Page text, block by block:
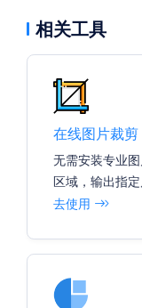
相关工具
在线图片裁剪
无需安装专业
区域，输出指定
去使用